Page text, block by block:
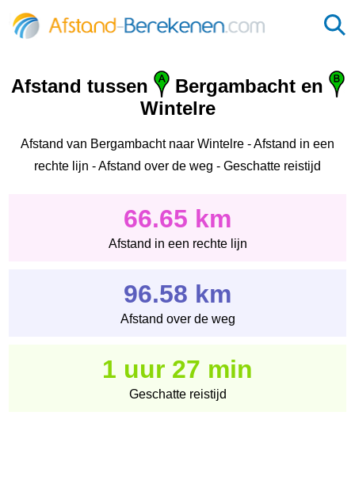
Afstand tussen
Bergambacht en
Wintelre
Afstand van Bergambacht naar Wintelre - Afstand in een
rechte lijn - Afstand over de weg - Geschatte reistijd
66.65 km
Afstand in een rechte lijn
96.58 km
Afstand over de weg
1 uur 27 min
Geschatte reistijd